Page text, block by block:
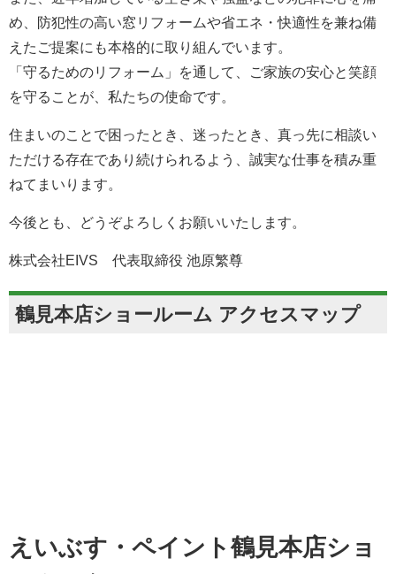
め、防犯性の高い窓リフォームや省エネ・快適性を兼ね備
えたご提案にも本格的に取り組んでいます。
「守るためのリフォーム」を通して、ご家族の安心と笑顔
を守ることが、私たちの使命です。
住まいのことで困ったとき、迷ったとき、真っ先に相談い
ただける存在であり続けられるよう、誠実な仕事を積み重
ねてまいります。
今後とも、どうぞよろしくお願いいたします。
株式会社EIVS 代表取締役 池原繁尊
鶴見本店ショールーム アクセスマップ
えいぶす・ペイント鶴見本店ショ